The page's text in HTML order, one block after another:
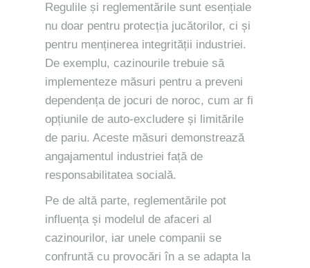
Regulile și reglementările sunt esențiale
nu doar pentru protecția jucătorilor, ci și
pentru menținerea integrității industriei.
De exemplu, cazinourile trebuie să
implementeze măsuri pentru a preveni
dependența de jocuri de noroc, cum ar fi
opțiunile de auto-excludere și limitările
de pariu. Aceste măsuri demonstrează
angajamentul industriei față de
responsabilitatea socială.
Pe de altă parte, reglementările pot
influența și modelul de afaceri al
cazinourilor, iar unele companii se
confruntă cu provocări în a se adapta la